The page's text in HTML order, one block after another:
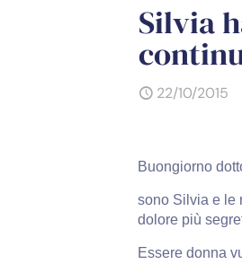
Silvia
22/10/2015
Buongiorno
sono Silvia e le
dolore più
Essere donna